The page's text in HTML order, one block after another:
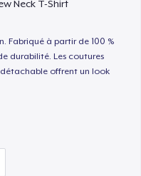
Neck T-Shirt
Fabriqué à partir de 100 %
durabilité. Les coutures
offrent un look